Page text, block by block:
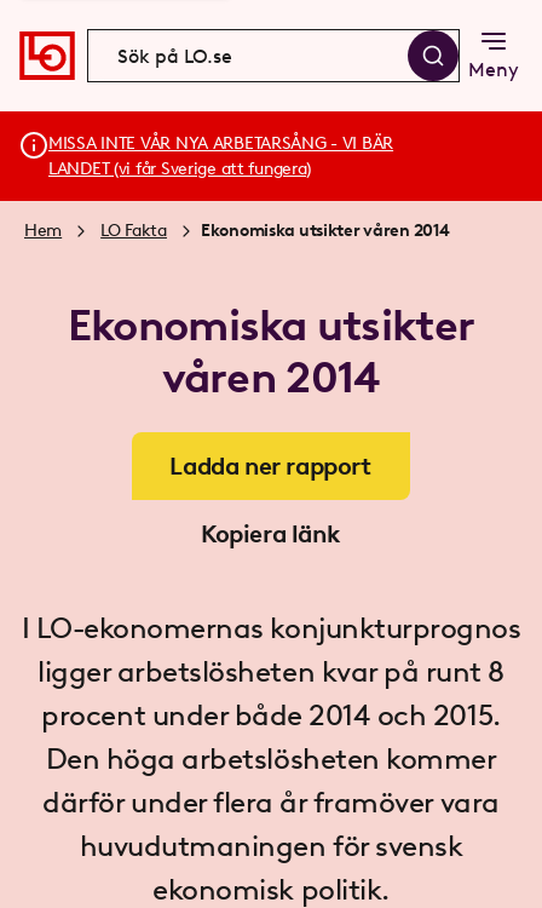
Meny
MISSA INTE VÅR NYA ARBETARSÅNG - VI BÄR
LANDET (vi får Sverige att fungera)
Hem LO Fakta Ekonomiska utsikter våren 2014
Ekonomiska utsikter
våren 2014
Ladda ner rapport
Kopiera länk
I LO-ekonomernas konjunkturprognos
ligger arbetslösheten kvar på runt 8
procent under både 2014 och 2015.
Den höga arbetslösheten kommer
därför under flera år framöver vara
huvudutmaningen för svensk
ekonomisk politik.